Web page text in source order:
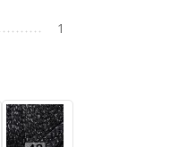
1